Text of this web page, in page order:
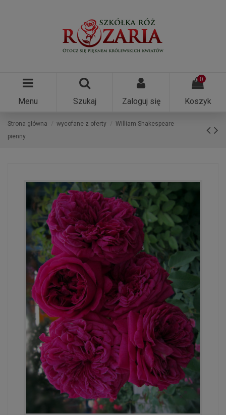
Menu Szukaj Zaloguj się
0
Koszyk
Strona główna wycofane z oferty
William Shakespeare
pienny